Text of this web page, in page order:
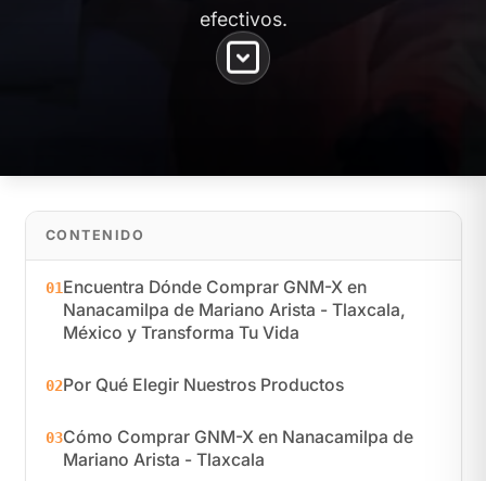
efectivos.
CONTENIDO
01Encuentra Dónde Comprar GNM-X en
Nanacamilpa de Mariano Arista - Tlaxcala,
México y Transforma Tu Vida
02Por Qué Elegir Nuestros Productos
03Cómo Comprar GNM-X en Nanacamilpa de
Mariano Arista - Tlaxcala